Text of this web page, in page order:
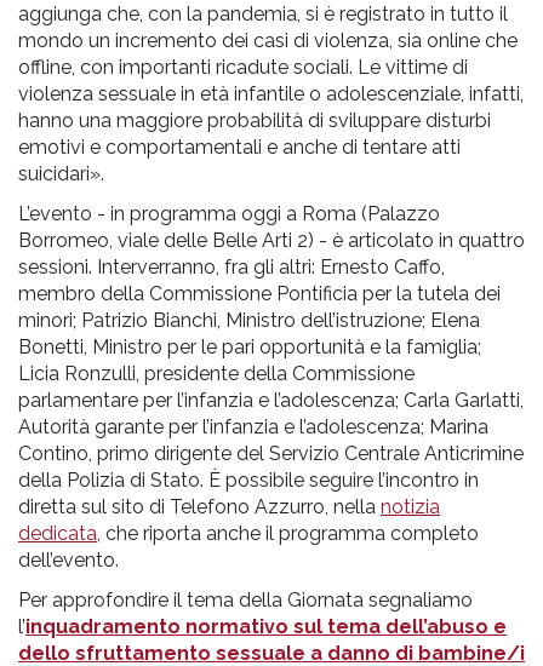
aggiunga che, con la pandemia, si è registrato in tutto il
mondo un incremento dei casi di violenza, sia online che
offline, con importanti ricadute sociali. Le vittime di
violenza sessuale in età infantile o adolescenziale, infatti,
hanno una maggiore probabilità di sviluppare disturbi
emotivi e comportamentali e anche di tentare atti
suicidari».
L’evento - in programma oggi a Roma (Palazzo
Borromeo, viale delle Belle Arti 2) - è articolato in quattro
sessioni. Interverranno, fra gli altri: Ernesto Caffo,
membro della Commissione Pontificia per la tutela dei
minori; Patrizio Bianchi, Ministro dell’istruzione; Elena
Bonetti, Ministro per le pari opportunità e la famiglia;
Licia Ronzulli, presidente della Commissione
parlamentare per l’infanzia e l’adolescenza; Carla Garlatti,
Autorità garante per l’infanzia e l’adolescenza; Marina
Contino, primo dirigente del Servizio Centrale Anticrimine
della Polizia di Stato. È possibile seguire l’incontro in
diretta sul sito di Telefono Azzurro, nella notizia
dedicata , che riporta anche il programma completo
dell’evento.
Per approfondire il tema della Giornata segnaliamo
l’inquadramento normativo sul tema dell’abuso e
dello sfruttamento sessuale a danno di bambine/i